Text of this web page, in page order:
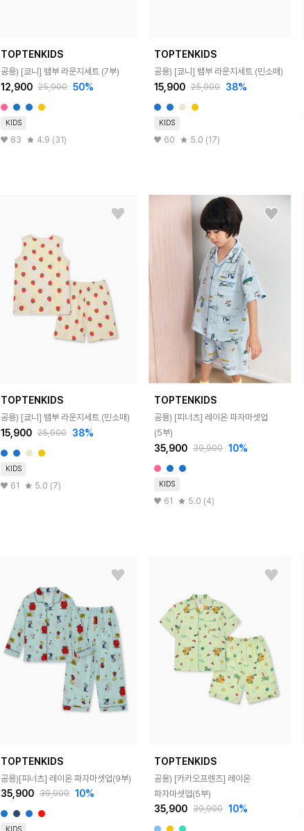
TOPTENKIDS
공용) [쿄니] 뱀부 라운지세트 (7부)
12,900 25,900 50%
KIDS
83 4.9 (31)
TOPTENKIDS
공용) [쿄니] 뱀부 라운지세트 (민소매)
15,900 25,900 38%
KIDS
60 5.0 (17)
TOPTENKIDS
공용) [쿄니] 뱀부 라운지세트 (민소매)
15,900 25,900 38%
KIDS
61 5.0 (7)
TOPTENKIDS
공용) [피너츠] 레이온 파자마셋업
(5부)
35,900 39,900 10%
KIDS
61 5.0 (4)
TOPTENKIDS
공용)[피너츠] 레이온 파자마셋업(9부)
35,900 39,900 10%
TOPTENKIDS
공용) [카카오프렌즈] 레이온
파자마셋업(5부)
35,900 39,900 10%